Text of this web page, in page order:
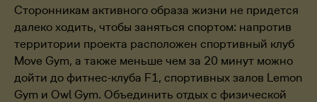
Сторонникам активного образа жизни не придется
далеко ходить, чтобы заняться спортом: напротив
территории проекта расположен спортивный клуб
Move Gym, а также меньше чем за 20 минут можно
дойти до фитнес-клуба F1, спортивных залов Lemon
Gym и Owl Gym. Объединить отдых с физической